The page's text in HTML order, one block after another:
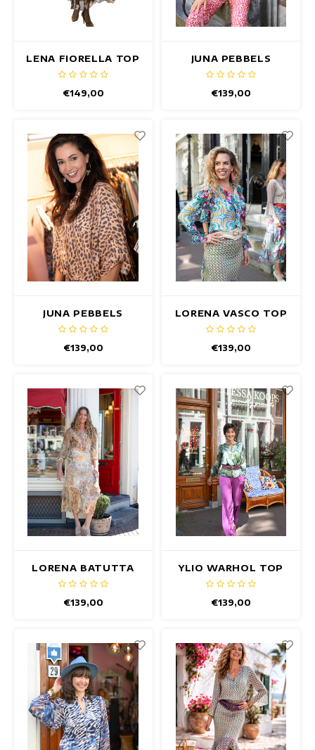
LENA FIORELLA TOP
€149,00
JUNA PEBBELS
MANGO TOP - Copy
€139,00
JUNA PEBBELS
MANGO TOP
€139,00
LORENA VASCO TOP
€139,00
LORENA BATUTTA
TOP
€139,00
YLIO WARHOL TOP
€139,00